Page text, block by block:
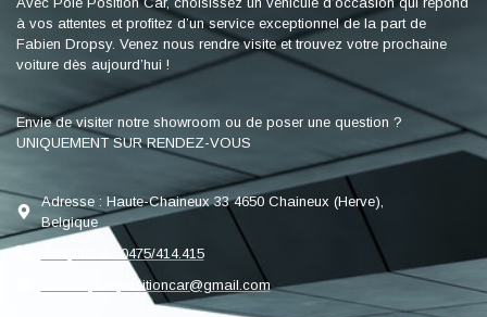
à vos attentes et profitez d’un service exceptionnel de la part de
Fabien Dropsy. Venez nous rendre visite et trouvez votre prochaine
voiture dès aujourd’hui !
Envie de visiter notre showroom ou de poser une question ?
UNIQUEMENT SUR RENDEZ-VOUS
Adresse : Haute-Chaineux 33 4650 Chaineux (Herve),
Belgique
Téléphone : 0475/414.415
Email : polepositioncar@gmail.com